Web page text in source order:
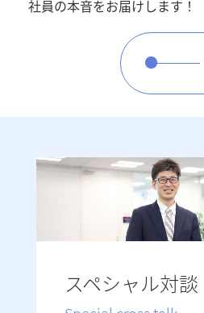
社員の本音をお届けします！
スペシャル対談